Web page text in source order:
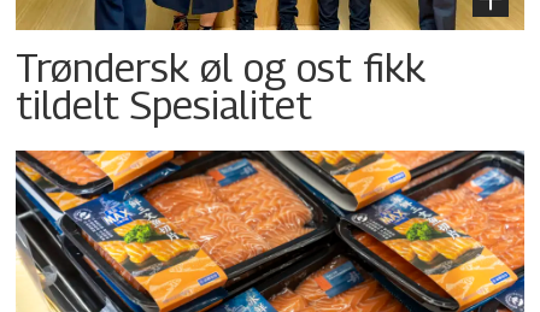
Trøndersk øl og ost fikk
tildelt Spesialitet